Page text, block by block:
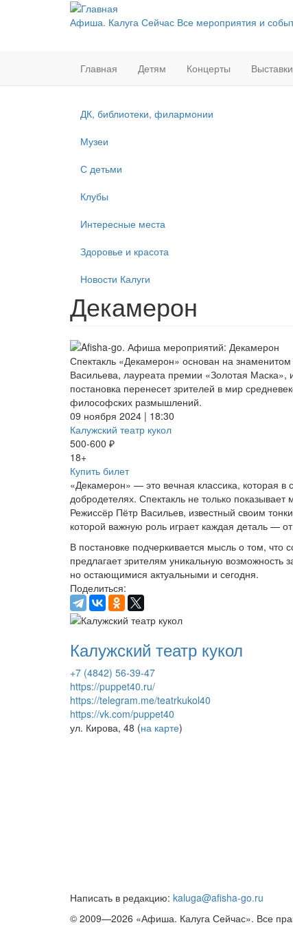
Афиша. Калуга Сейчас Все мероприятия и
Главная Детям Концерты Выставки
ДК, библиотеки, филармонии
Музеи
С детьми
Клубы
Интересные места
Здоровье и красота
Новости Калуги
Декамерон
Спектакль «Декамерон» основан на
Васильева, лауреата премии «Золотая Маска»,
постановка перенесет зрителей в мир
философских размышлений.
09 ноября 2024 | 18:30
Калужский театр кукол
500-600 ₽
18+
Купить билет
«Декамерон» — это вечная классика, которая в
добродетелях. Спектакль не только
Режиссёр Пётр Васильев, известный своим
которой важную роль играет каждая деталь —
В постановке подчеркивается мысль о том, что
предлагает зрителям уникальную
но остающимися актуальными и сегодня.
Поделиться:
Калужский театр кукол
+7 (4842) 56-39-47
https://puppet40.ru/
https://telegram.me/teatrkukol40
https://vk.com/puppet40
ул. Кирова, 48 (на карте)
Написать в редакцию: kaluga@afisha-go.ru
© 2009—2026 «Афиша. Калуга Сейчас». Все